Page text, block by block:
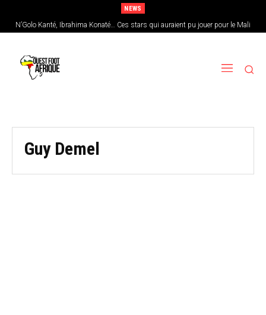
NEWS
N’Golo Kanté, Ibrahima Konaté… Ces stars qui auraient pu jouer pour le Mali
Guy Demel